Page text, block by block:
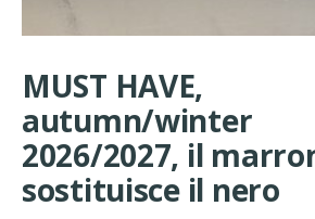
MUST HAVE,
autumn/winter
2026/2027, il
sostituisce il nero